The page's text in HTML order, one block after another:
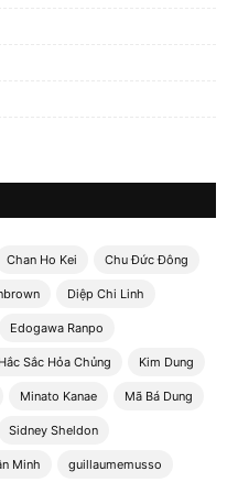
Chan Ho Kei Chu Đức Đông
Diệp Chi Linh
Edogawa Ranpo
Hắc Sắc Hỏa Chủng Kim Dung
Minato Kanae Mã Bá Dung
Sidney Sheldon
Minh guillaumemusso